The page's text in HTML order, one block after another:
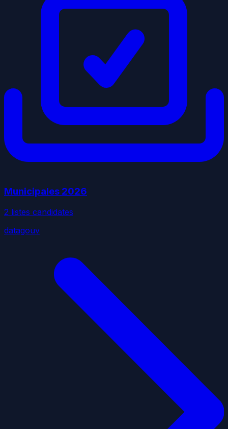
Municipales 2026
2 listes candidates
datagouv